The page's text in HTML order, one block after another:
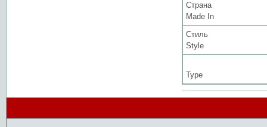
Страна
Made In
Стиль
Style
Type